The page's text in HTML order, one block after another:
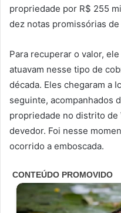
propriedade por R$ 255
dez notas promissórias
Para recuperar o valor,
atuavam nesse tipo de
década. Eles chegaram a
seguinte, acompanhados
propriedade no distrito de
devedor. Foi nesse
ocorrido a emboscada.